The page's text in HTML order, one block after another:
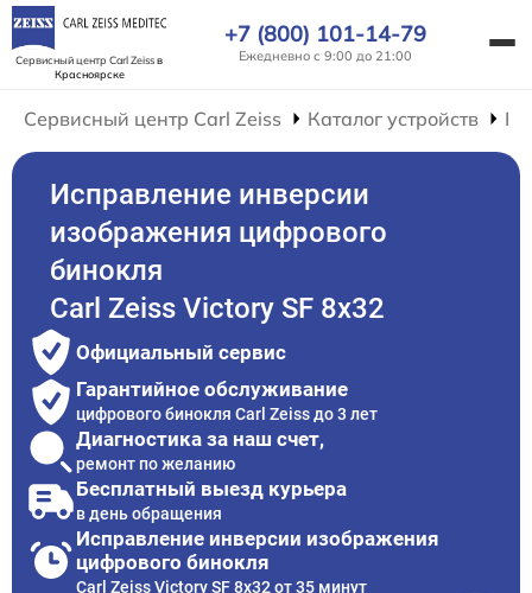
Сервисный центр Carl Zeissв
Красноярске
+7 (800) 101-14-79
Ежедневно с 9:00 до 21:00
Сервисный центр Carl Zeiss Каталог устройств
Исправление инверсии
изображения цифрового
бинокля
Carl Zeiss Victory SF 8x32
Официальный сервис
Гарантийное обслуживание
цифрового бинокля Carl Zeiss до 3 лет
Диагностика за наш счет,
ремонт по желанию
Бесплатный выезд курьера
в день обращения
Исправление инверсии изображения
цифрового бинокля
Carl Zeiss Victory SF 8x32 от 35 минут